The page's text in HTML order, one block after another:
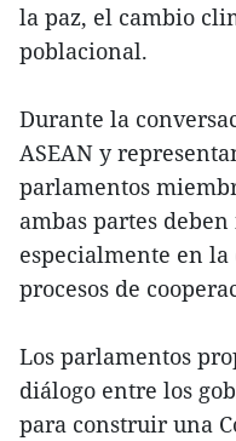
la paz, el cambio
poblacional.
Durante la
ASEAN y
parlamentos
ambas partes
especialmente en
procesos de
Los parlamentos
diálogo entre los
para construir una